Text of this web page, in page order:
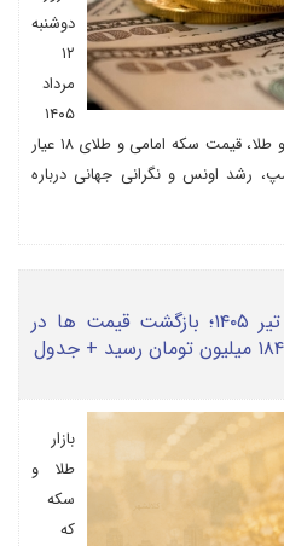
دوشنبه
۱۲
مرداد
۱۴۰۵
اعلام شد. آخرین نرخ های بازار ارز و طلا، قیمت سکه امامی و طلای ۱۸ عیار
رشد اونس و نگرانی جهانی درباره
قیمت طلا و سکه امروز ۳۰ تیر ۱۴۰۵؛ بازگشت قیمت ها در
بازار
طلا و
سکه
که